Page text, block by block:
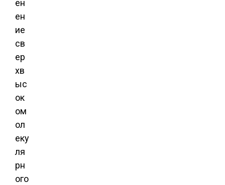
ен
ен
ие
св
ер
хв
ыс
ок
ом
ол
еку
ля
рн
ого